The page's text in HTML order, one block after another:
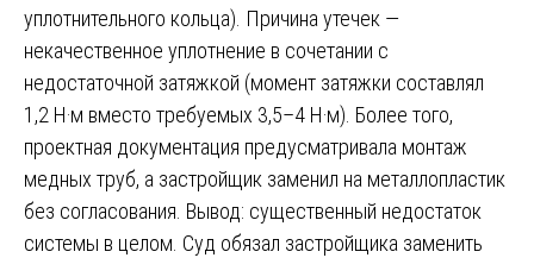
уплотнительного кольца). Причина утечек —
некачественное уплотнение в сочетании с
недостаточной затяжкой (момент затяжки составлял
1,2 Н·м вместо требуемых 3,5–4 Н·м). Более того,
проектная документация предусматривала монтаж
медных труб, а застройщик заменил на металлопластик
без согласования. Вывод: существенный недостаток
системы в целом. Суд обязал застройщика заменить